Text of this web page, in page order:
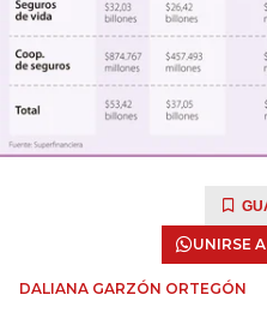
UNIRSE
DALIANA GARZÓN ORTEGÓN